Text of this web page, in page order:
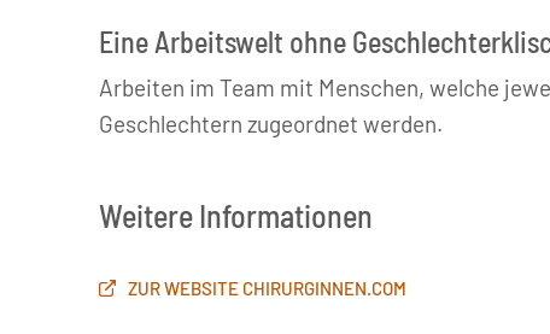
Eine Arbeitswelt ohne
Arbeiten im Team mit Menschen, welche
Geschlechtern zugeordnet werden.
Weitere Informationen
ZUR WEBSITE CHIRURGINNEN.COM